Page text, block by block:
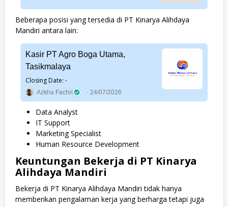
Beberapa posisi yang tersedia di PT Kinarya Alihdaya
Mandiri antara lain:
Kasir PT Agro Boga Utama,
Tasikmalaya
Closing Date: -
Azkha Fachri 24/07/2026
Data Analyst
IT Support
Marketing Specialist
Human Resource Development
Keuntungan Bekerja di PT Kinarya
Alihdaya Mandiri
Bekerja di PT Kinarya Alihdaya Mandiri tidak hanya
memberikan pengalaman kerja yang berharga tetapi juga